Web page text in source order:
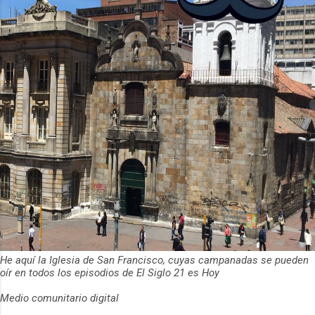
ha empeza...
He aquí la Iglesia de San Francisco, cuyas campanadas se pueden
oír en todos los episodios de El Siglo 21 es Hoy
Medio comunitario digital